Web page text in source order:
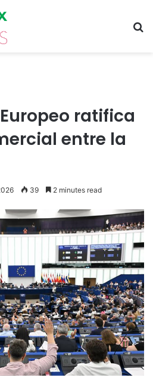
ratifica
entre la
39 2 minutes read